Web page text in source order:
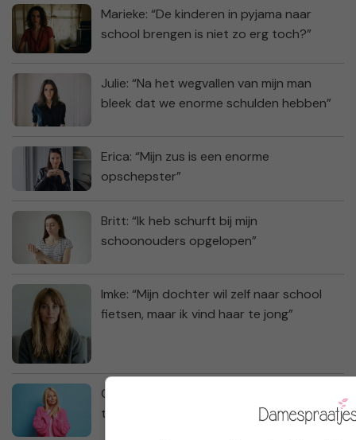
Marieke: “De kinderen in pyjama naar
school brengen is niet zo erg toch?”
Julie: “Na het wegvallen van mijn man
bleek dat we enorme schulden hebben”
Erica: “Mijn zus is een enorme
opschepster”
Britt: “Ik heb schurft bij mijn
schoonouders opgelopen”
Imke: “Mijn dochter wil zelf naar school
fietsen, maar ik vind haar te jong”
Cora: “Ik heb zo’n spijt van mijn opmerking
tegen mijn vriendin”